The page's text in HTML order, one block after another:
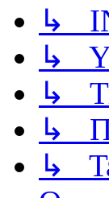
↳
↳
↳
↳
↳